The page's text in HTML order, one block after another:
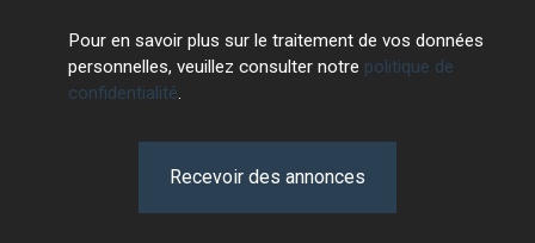
Pour en savoir plus sur le traitement de vos données
personnelles, veuillez consulter notre politique de
confidentialité
Recevoir des annonces